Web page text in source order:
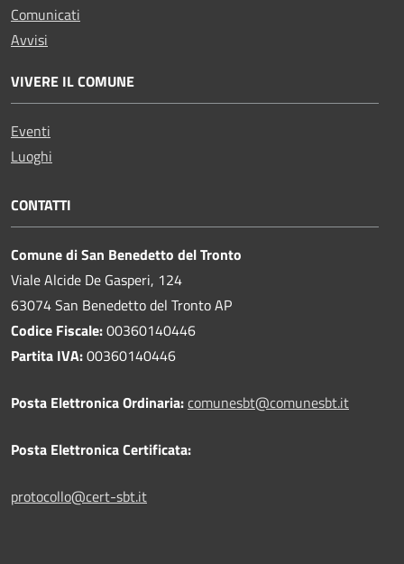
Comunicati
Avvisi
VIVERE IL COMUNE
Eventi
Luoghi
CONTATTI
Comune di San Benedetto del Tronto
Viale Alcide De Gasperi, 124
63074 San Benedetto del Tronto AP
Codice Fiscale:00360140446
Partita IVA:00360140446
Posta Elettronica Ordinaria:comunesbt@comunesbt.it
Posta Elettronica Certificata:
protocollo@cert-sbt.it